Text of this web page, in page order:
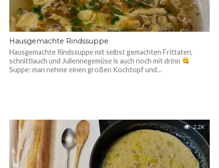
Hausgemachte Rindssuppe
Hausgemachte Rindssuppe mit selbst gemachten Frittaten,
schnittlauch und Juliennegemüse is auch noch mit drinn
Suppe: man nehme einen großen Kochtopf und...
2.2K